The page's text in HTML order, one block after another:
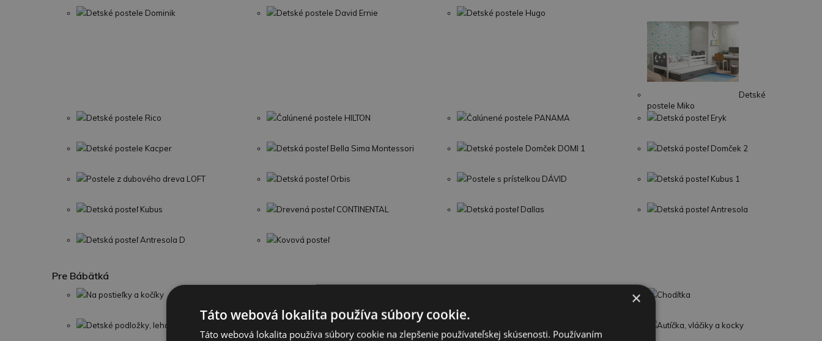
Detské postele Dominik Detské postele David Ernie Detské postele Hugo
Detské
postele Miko
Detské postele Rico
Čalúnené postele HILTON Čalúnené postele PANAMA Detská posteľ Eryk
Detské postele Kacper Detská posteľ Bella Sima Montessori Detské postele Domček DOMI 1 Detská posteľ Domček 2
Postele z dubového dreva LOFT Detská posteľ Orbis Postele s prístelkou DÁVID Detská posteľ Kubus 1
Detská posteľ Kubus Drevená posteľ CONTINENTAL Detská posteľ Dallas Detská posteľ Antresola
Detská posteľ Antresola D Kovová posteľ
Pre Bábätká
Na postieľky a kočíky Chodítka
Detské podložky, lehátka a deky Hrkálky, hryzadlá Autíčka, vláčiky a kocky
×
Táto webová lokalita používa súbory cookie.
Táto webová lokalita používa súbory cookie na zlepšenie používateľskej skúsenosti. Používaním